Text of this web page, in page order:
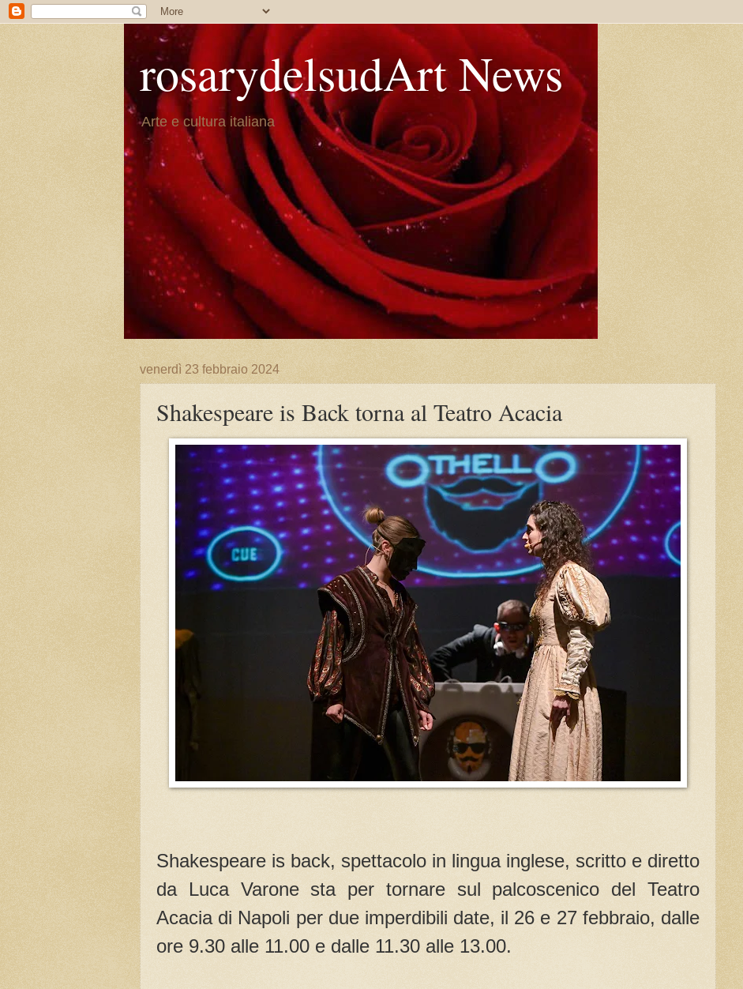
rosarydelsudArt News
Arte e cultura italiana
venerdì 23 febbraio 2024
Shakespeare is Back torna al Teatro Acacia
Shakespeare is back, spettacolo in lingua inglese, scritto e diretto
da Luca Varone sta per tornare sul palcoscenico del Teatro
Acacia di Napoli per due imperdibili date, il 26 e 27 febbraio, dalle
ore 9.30 alle 11.00 e dalle 11.30 alle 13.00.